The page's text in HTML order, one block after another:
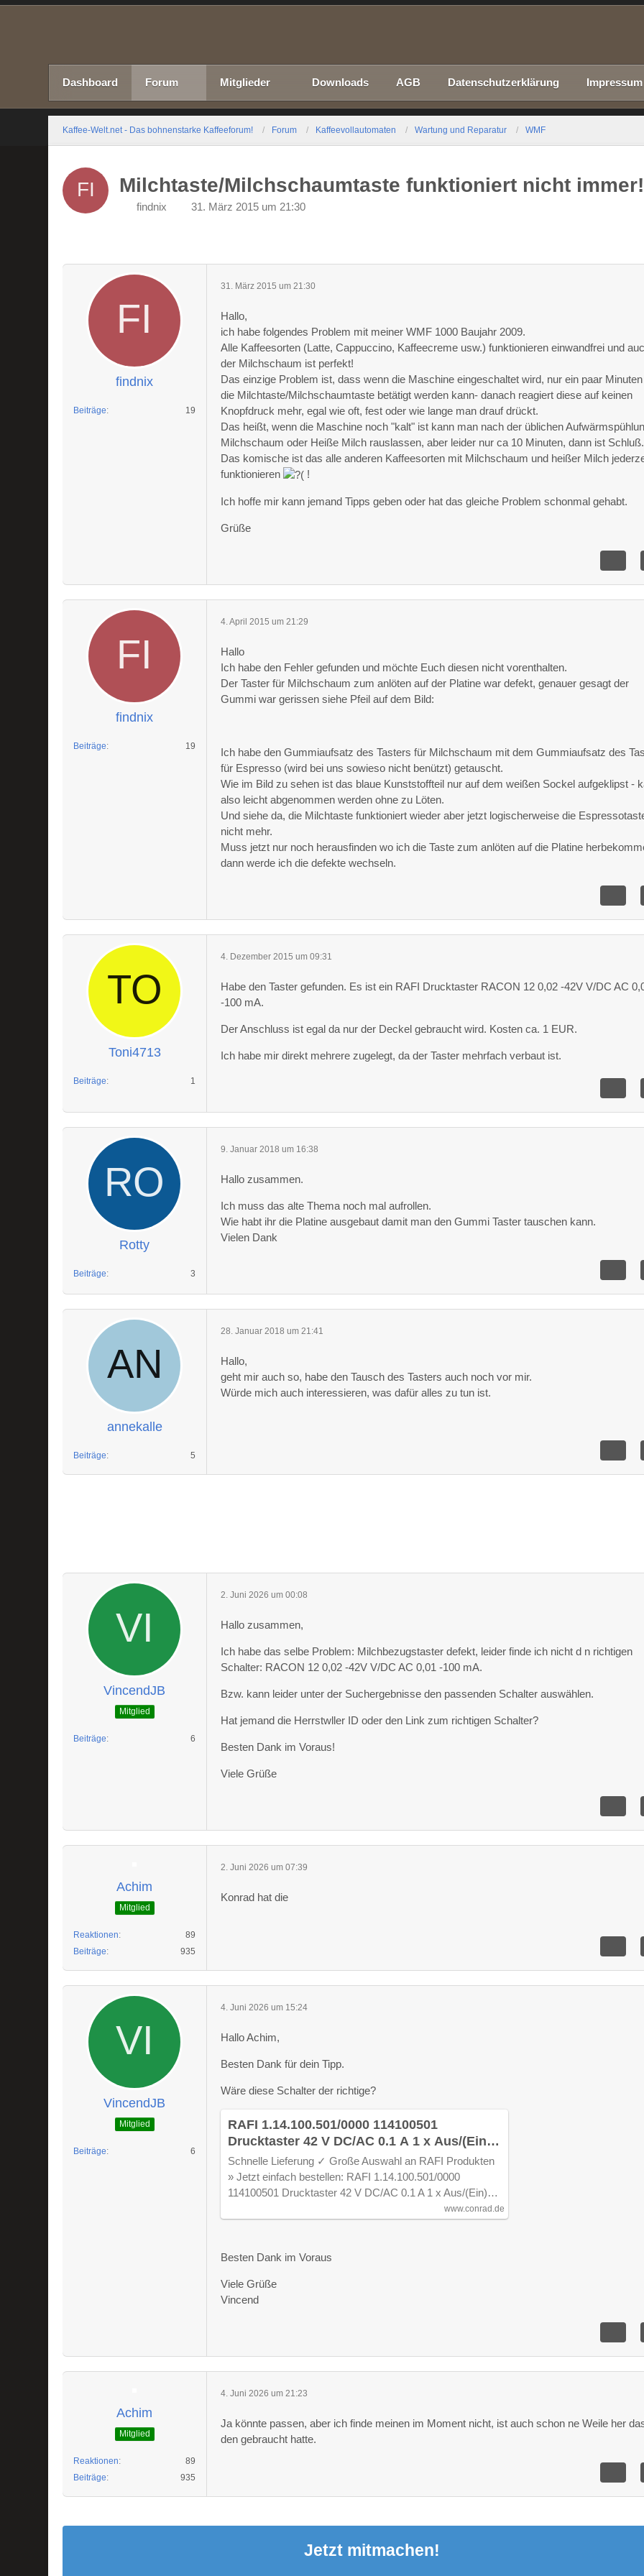
Dashboard Forum Mitglieder Downloads AGB Datenschutzerklärung Impressum
Kaffee-Welt.net - Das bohnenstarke Kaffeeforum! Forum Kaffeevollautomaten Wartung und Reparatur WMF
Milchtaste/Milchschaumtaste funktioniert nicht immer!
findnix 31. März 2015 um 21:30
findnix
Beiträge 19
31. März 2015 um 21:30
Hallo,
ich habe folgendes Problem mit meiner WMF 1000 Baujahr 2009.
Alle Kaffeesorten (Latte, Cappuccino, Kaffeecreme usw.) funktionieren einwandfrei und
der Milchschaum ist perfekt!
Das einzige Problem ist, dass wenn die Maschine eingeschaltet wird, nur ein paar
die Milchtaste/Milchschaumtaste betätigt werden kann- danach reagiert diese auf keinen
Knopfdruck mehr, egal wie oft, fest oder wie lange man drauf drückt.
Das heißt, wenn die Maschine noch "kalt" ist kann man nach der üblichen
Milchschaum oder Heiße Milch rauslassen, aber leider nur ca 10 Minuten, dann ist Schluß.
Das komische ist das alle anderen Kaffeesorten mit Milchschaum und heißer Milch
funktionieren
!
Ich hoffe mir kann jemand Tipps geben oder hat das gleiche Problem schonmal gehabt.
Grüße
findnix
Beiträge 19
4. April 2015 um 21:29
Hallo
Ich habe den Fehler gefunden und möchte Euch diesen nicht vorenthalten.
Der Taster für Milchschaum zum anlöten auf der Platine war defekt, genauer gesagt der
Gummi war gerissen siehe Pfeil auf dem Bild:
Ich habe den Gummiaufsatz des Tasters für Milchschaum mit dem Gummiaufsatz des
für Espresso (wird bei uns sowieso nicht benützt) getauscht.
Wie im Bild zu sehen ist das blaue Kunststoffteil nur auf dem weißen Sockel aufgeklipst -
also leicht abgenommen werden ohne zu Löten.
Und siehe da, die Milchtaste funktioniert wieder aber jetzt logischerweise die
nicht mehr.
Muss jetzt nur noch herausfinden wo ich die Taste zum anlöten auf die Platine
dann werde ich die defekte wechseln.
Toni4713
Beiträge 1
4. Dezember 2015 um 09:31
Habe den Taster gefunden. Es ist ein RAFI Drucktaster RACON 12 0,02 -42V V/DC AC
-100 mA.
Der Anschluss ist egal da nur der Deckel gebraucht wird. Kosten ca. 1 EUR.
Ich habe mir direkt mehrere zugelegt, da der Taster mehrfach verbaut ist.
Rotty
Beiträge 3
9. Januar 2018 um 16:38
Hallo zusammen.
Ich muss das alte Thema noch mal aufrollen.
Wie habt ihr die Platine ausgebaut damit man den Gummi Taster tauschen kann.
Vielen Dank
annekalle
Beiträge 5
28. Januar 2018 um 21:41
Hallo,
geht mir auch so, habe den Tausch des Tasters auch noch vor mir.
Würde mich auch interessieren, was dafür alles zu tun ist.
VincendJB
Mitglied
Beiträge 6
2. Juni 2026 um 00:08
Hallo zusammen,
Ich habe das selbe Problem: Milchbezugstaster defekt, leider finde ich nicht d n richtigen
Schalter: RACON 12 0,02 -42V V/DC AC 0,01 -100 mA.
Bzw. kann leider unter der Suchergebnisse den passenden Schalter auswählen.
Hat jemand die Herrstwller ID oder den Link zum richtigen Schalter?
Besten Dank im Voraus!
Viele Grüße
Achim
Mitglied
Reaktionen
89
Beiträge
935
2. Juni 2026 um 07:39
Konrad hat die
VincendJB
Mitglied
Beiträge 6
4. Juni 2026 um 15:24
Hallo Achim,
Besten Dank für dein Tipp.
Wäre diese Schalter der richtige?
RAFI 1.14.100.501/0000 114100501
Drucktaster 42 V DC/AC 0.1 A 1 x Aus/(Ein)
tastend 1 St. kaufen
Schnelle Lieferung ✓ Große Auswahl an RAFI Produkten
» Jetzt einfach bestellen: RAFI 1.14.100.501/0000
114100501 Drucktaster 42 V DC/AC 0.1 A 1 x Aus/(Ein)…
www.conrad.de
Besten Dank im Voraus
Viele Grüße
Vincend
Achim
Mitglied
Reaktionen
89
Beiträge
935
4. Juni 2026 um 21:23
Ja könnte passen, aber ich finde meinen im Moment nicht, ist auch schon ne Weile her
den gebraucht hatte.
Jetzt mitmachen!